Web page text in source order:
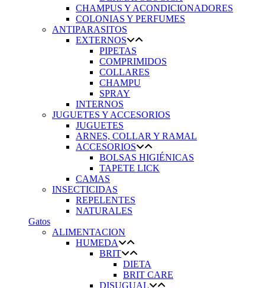
CHAMPUS Y ACONDICIONADORES
COLONIAS Y PERFUMES
ANTIPARASITOS
EXTERNOS
PIPETAS
COMPRIMIDOS
COLLARES
CHAMPU
SPRAY
INTERNOS
JUGUETES Y ACCESORIOS
JUGUETES
ARNES, COLLAR Y RAMAL
ACCESORIOS
BOLSAS HIGIÉNICAS
TAPETE LICK
CAMAS
INSECTICIDAS
REPELENTES
NATURALES
Gatos
ALIMENTACION
HUMEDA
BRIT
DIETA
BRIT CARE
DISUGUAL